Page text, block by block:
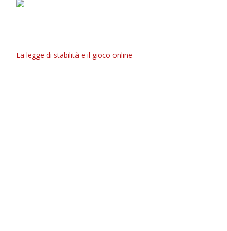
La legge di stabilità e il gioco online